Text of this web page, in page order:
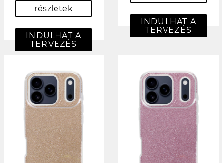
részletek
INDULHAT A
TERVEZÉS
INDULHAT A
TERVEZÉS